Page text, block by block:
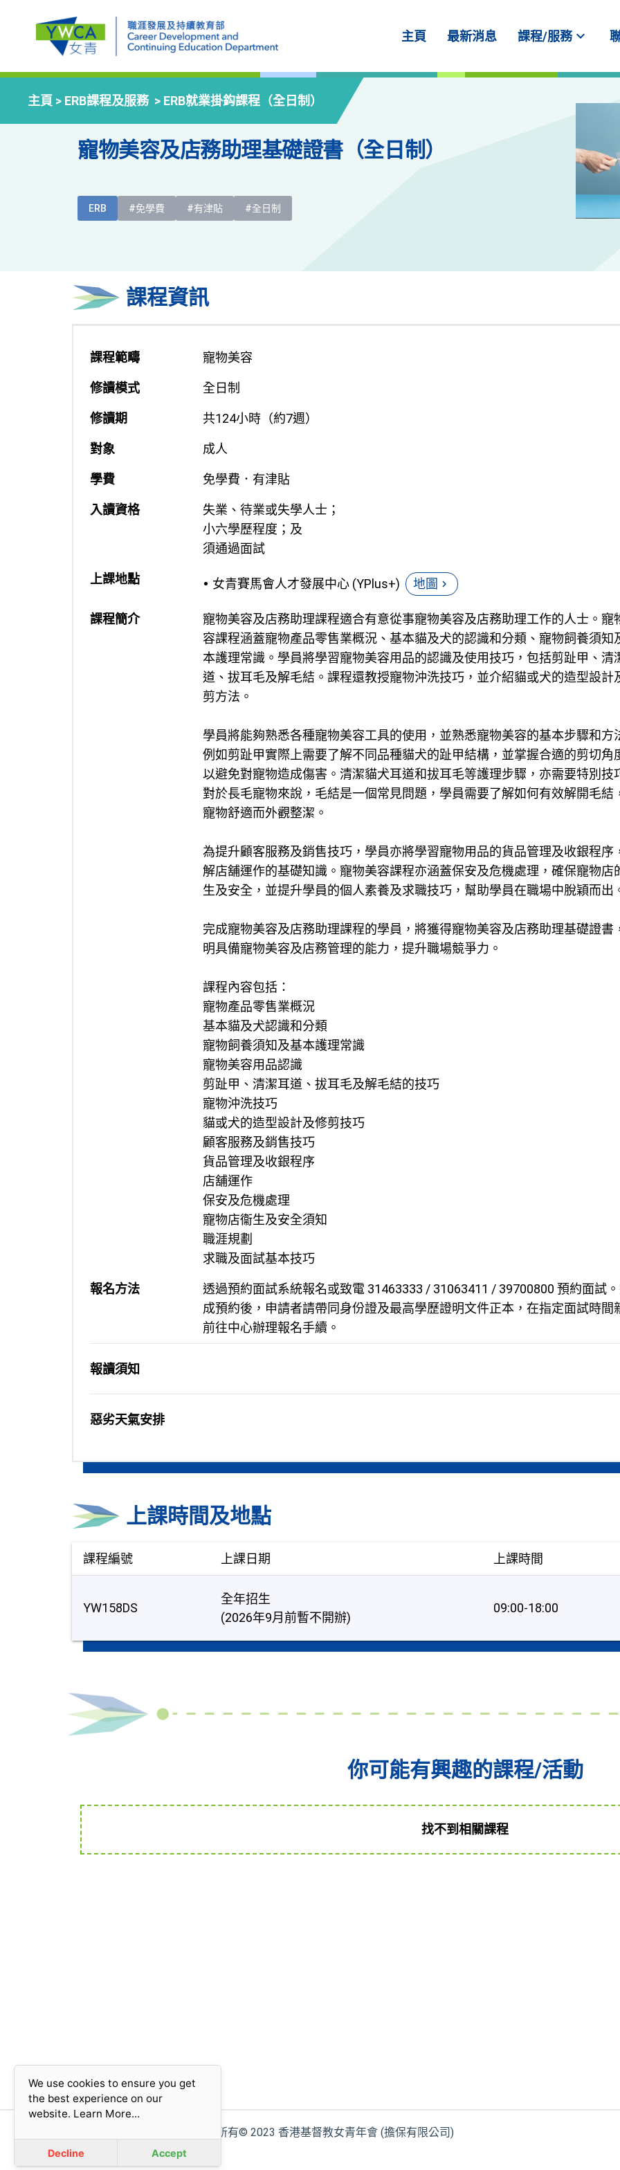
主頁 最新消息 課程/服務expand_more
主頁 > ERB課程及服務 > ERB就業掛鈎課程（全日制）
寵物美容及店務助理基礎證書（全日制）
ERB #免學費 #有津貼 #全日制
課程資訊
課程範疇 寵物美容
修讀模式 全日制
修讀期 共124小時（約7週）
對象 成人
學費 免學費．有津貼
入讀資格
失業、待業或失學人士；
小六學歷程度；及
須通過面試
上課地點 女青賽馬會人才發展中心 (YPlus+) 地圖 chevron_right
課程簡介
寵物美容及店務助理課程適合有意從事寵物美容及店務助理工作的人士。寵
容課程涵蓋寵物產品零售業概況、基本貓及犬的認識和分類、寵物飼養須知
本護理常識。學員將學習寵物美容用品的認識及使用技巧，包括剪趾甲、清
道、拔耳毛及解毛結。課程還教授寵物沖洗技巧，並介紹貓或犬的造型設計
剪方法。
學員將能夠熟悉各種寵物美容工具的使用，並熟悉寵物美容的基本步驟和方
例如剪趾甲實際上需要了解不同品種貓犬的趾甲結構，並掌握合適的剪切角
以避免對寵物造成傷害。清潔貓犬耳道和拔耳毛等護理步驟，亦需要特別技
對於長毛寵物來說，毛結是一個常見問題，學員需要了解如何有效解開毛結
寵物舒適而外觀整潔。
為提升顧客服務及銷售技巧，學員亦將學習寵物用品的貨品管理及收銀程序
解店舖運作的基礎知識。寵物美容課程亦涵蓋保安及危機處理，確保寵物店
生及安全，並提升學員的個人素養及求職技巧，幫助學員在職場中脫穎而出
完成寵物美容及店務助理課程的學員，將獲得寵物美容及店務助理基礎證書
明具備寵物美容及店務管理的能力，提升職場競爭力。
課程內容包括：
寵物產品零售業概況
基本貓及犬認識和分類
寵物飼養須知及基本護理常識
寵物美容用品認識
剪趾甲、清潔耳道、拔耳毛及解毛結的技巧
寵物沖洗技巧
貓或犬的造型設計及修剪技巧
顧客服務及銷售技巧
貨品管理及收銀程序
店舖運作
保安及危機處理
寵物店衞生及安全須知
職涯規劃
求職及面試基本技巧
報名方法
透過預約面試系統報名或致電 31463333 / 31063411 / 39700800 預約面試
成預約後，申請者請帶同身份證及最高學歷證明文件正本，在指定面試時間
前往中心辦理報名手續。
報讀須知
惡劣天氣安排
上課時間及地點
課程編號 上課日期 上課時間
YW158DS
全年招生
(2026年9月前暫不開辦)
09:00-18:00
你可能有興趣的課程/活動
找不到相關課程
We use cookies to ensure you get
the best experience on our
website. Learn More...
Decline Accept
版權所有© 2023 香港基督教女青年會 (擔保有限公司)